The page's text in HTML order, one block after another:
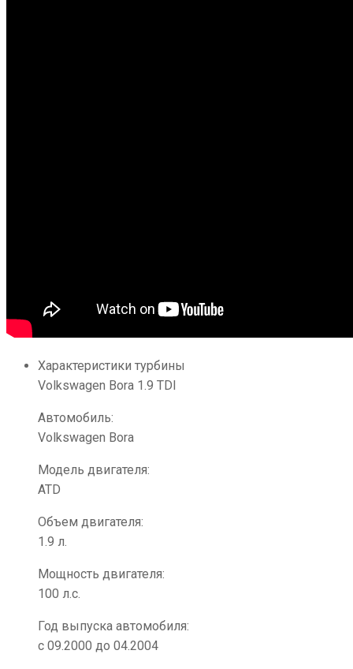
Характеристики турбины
Volkswagen Bora 1.9 TDI
Автомобиль:
Volkswagen Bora
Модель двигателя:
ATD
Объем двигателя:
1.9 л.
Мощность двигателя:
100 л.с.
Год выпуска автомобиля:
с 09.2000 до 04.2004